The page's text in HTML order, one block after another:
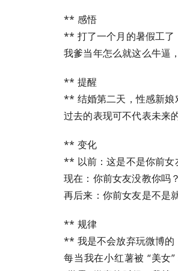
** 感悟
** 打了一个月的暑假工了
我爹当年怎么就这么牛逼
** 提醒
** 结婚第二天，性感新娘
过去的表现可不代表未来
** 变化
** 以前：这是不是你前女
现在：你前女友没教你吗？
再后来：你前女友是不是
** 规律
** 我是不会放弃玩微博的
每当我在小红薯被 “美女